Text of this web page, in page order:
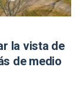
la vista de
de medio